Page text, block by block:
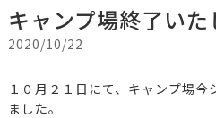
キャンプ場終了いた
2020/10/22
１０月２１日にて、キャンプ場今
ました。